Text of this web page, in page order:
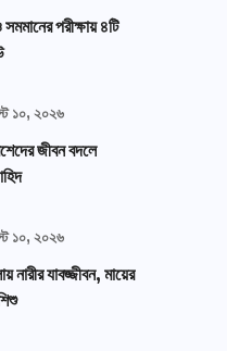
পরীক্ষায় ৪টি
১০, ২০২৬
জীবন বদলে
১০, ২০২৬
নারীর যাবজ্জীবন, মায়ের